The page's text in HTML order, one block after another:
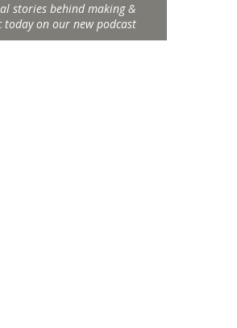
stories behind making &
today on our new podcast